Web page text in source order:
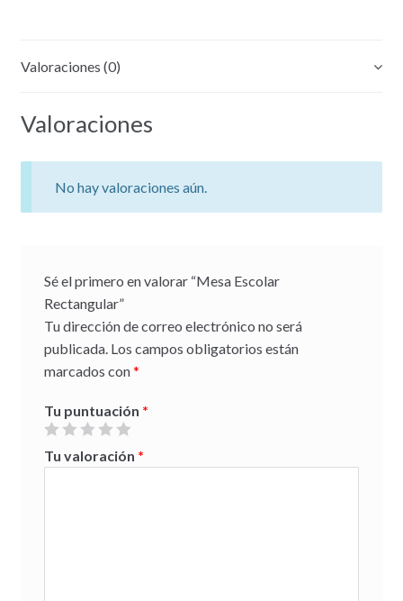
Valoraciones (0)
Valoraciones
No hay valoraciones aún.
Sé el primero en valorar “Mesa Escolar
Rectangular”
Tu dirección de correo electrónico no será
publicada. Los campos obligatorios están
marcados con*
Tu puntuación *
Tu valoración *